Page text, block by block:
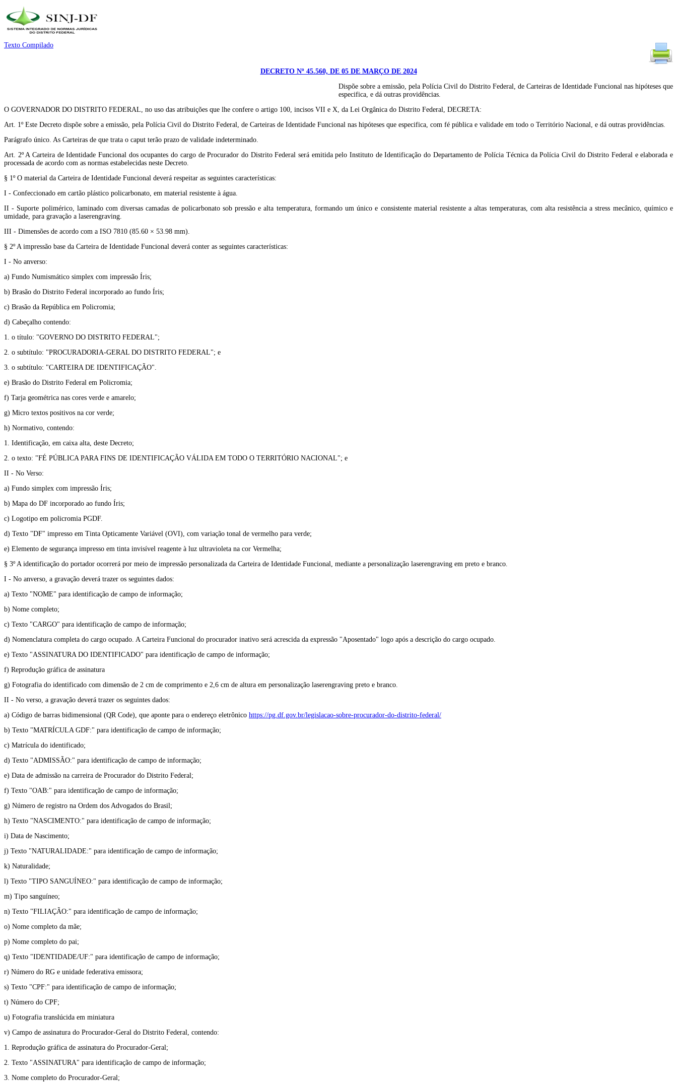
Texto Compilado
DECRETO Nº 45.560, DE 05 DE MARÇO DE 2024
Dispõe sobre a emissão, pela Polícia Civil do Distrito Federal, de Carteiras de Identidade Funcional nas hipóteses que
especifica, e dá outras providências.
O GOVERNADOR DO DISTRITO FEDERAL, no uso das atribuições que lhe confere o artigo 100, incisos VII e X, da Lei Orgânica do Distrito Federal, DECRETA:
Art. 1º Este Decreto dispõe sobre a emissão, pela Polícia Civil do Distrito Federal, de Carteiras de Identidade Funcional nas hipóteses que especifica, com fé pública e validade em todo o Território Nacional, e dá outras providências.
Parágrafo único. As Carteiras de que trata o caput terão prazo de validade indeterminado.
Art. 2º A Carteira de Identidade Funcional dos ocupantes do cargo de Procurador do Distrito Federal será emitida pelo Instituto de Identificação do Departamento de Polícia Técnica da Polícia Civil do Distrito Federal e elaborada e
processada de acordo com as normas estabelecidas neste Decreto.
§ 1º O material da Carteira de Identidade Funcional deverá respeitar as seguintes características:
I - Confeccionado em cartão plástico policarbonato, em material resistente à água.
II - Suporte polimérico, laminado com diversas camadas de policarbonato sob pressão e alta temperatura, formando um único e consistente material resistente a altas temperaturas, com alta resistência a stress mecânico, químico e
umidade, para gravação a laserengraving.
III - Dimensões de acordo com a ISO 7810 (85.60 × 53.98 mm).
§ 2º A impressão base da Carteira de Identidade Funcional deverá conter as seguintes características:
I - No anverso:
a) Fundo Numismático simplex com impressão Íris;
b) Brasão do Distrito Federal incorporado ao fundo Íris;
c) Brasão da República em Policromia;
d) Cabeçalho contendo:
1. o título: "GOVERNO DO DISTRITO FEDERAL";
2. o subtítulo: "PROCURADORIA-GERAL DO DISTRITO FEDERAL"; e
3. o subtítulo: "CARTEIRA DE IDENTIFICAÇÃO".
e) Brasão do Distrito Federal em Policromia;
f) Tarja geométrica nas cores verde e amarelo;
g) Micro textos positivos na cor verde;
h) Normativo, contendo:
1. Identificação, em caixa alta, deste Decreto;
2. o texto: "FÉ PÚBLICA PARA FINS DE IDENTIFICAÇÃO VÁLIDA EM TODO O TERRITÓRIO NACIONAL"; e
II - No Verso:
a) Fundo simplex com impressão Íris;
b) Mapa do DF incorporado ao fundo Íris;
c) Logotipo em policromia PGDF.
d) Texto "DF" impresso em Tinta Opticamente Variável (OVI), com variação tonal de vermelho para verde;
e) Elemento de segurança impresso em tinta invisível reagente à luz ultravioleta na cor Vermelha;
§ 3º A identificação do portador ocorrerá por meio de impressão personalizada da Carteira de Identidade Funcional, mediante a personalização laserengraving em preto e branco.
I - No anverso, a gravação deverá trazer os seguintes dados:
a) Texto "NOME" para identificação de campo de informação;
b) Nome completo;
c) Texto "CARGO" para identificação de campo de informação;
d) Nomenclatura completa do cargo ocupado. A Carteira Funcional do procurador inativo será acrescida da expressão "Aposentado" logo após a descrição do cargo ocupado.
e) Texto "ASSINATURA DO IDENTIFICADO" para identificação de campo de informação;
f) Reprodução gráfica de assinatura
g) Fotografia do identificado com dimensão de 2 cm de comprimento e 2,6 cm de altura em personalização laserengraving preto e branco.
II - No verso, a gravação deverá trazer os seguintes dados:
a) Código de barras bidimensional (QR Code), que aponte para o endereço eletrônico https://pg.df.gov.br/legislacao-sobre-procurador-do-distrito-federal/
b) Texto "MATRÍCULA GDF:" para identificação de campo de informação;
c) Matrícula do identificado;
d) Texto "ADMISSÃO:" para identificação de campo de informação;
e) Data de admissão na carreira de Procurador do Distrito Federal;
f) Texto "OAB:" para identificação de campo de informação;
g) Número de registro na Ordem dos Advogados do Brasil;
h) Texto "NASCIMENTO:" para identificação de campo de informação;
i) Data de Nascimento;
j) Texto "NATURALIDADE:" para identificação de campo de informação;
k) Naturalidade;
l) Texto "TIPO SANGUÍNEO:" para identificação de campo de informação;
m) Tipo sanguíneo;
n) Texto "FILIAÇÃO:" para identificação de campo de informação;
o) Nome completo da mãe;
p) Nome completo do pai;
q) Texto "IDENTIDADE/UF:" para identificação de campo de informação;
r) Número do RG e unidade federativa emissora;
s) Texto "CPF:" para identificação de campo de informação;
t) Número do CPF;
u) Fotografia translúcida em miniatura
v) Campo de assinatura do Procurador-Geral do Distrito Federal, contendo:
1. Reprodução gráfica de assinatura do Procurador-Geral;
2. Texto "ASSINATURA" para identificação de campo de informação;
3. Nome completo do Procurador-Geral;